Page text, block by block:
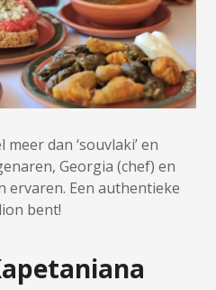
dan ‘souvlaki’ en
Georgia (chef) en
ervaren. Een authentieke
bent!